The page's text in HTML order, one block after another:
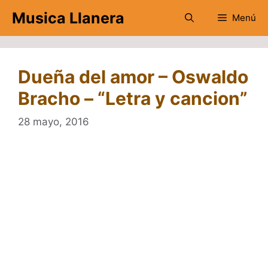
contenido
Musica Llanera Menú
Dueña del amor – Oswaldo
Bracho – “Letra y cancion”
28 mayo, 2016